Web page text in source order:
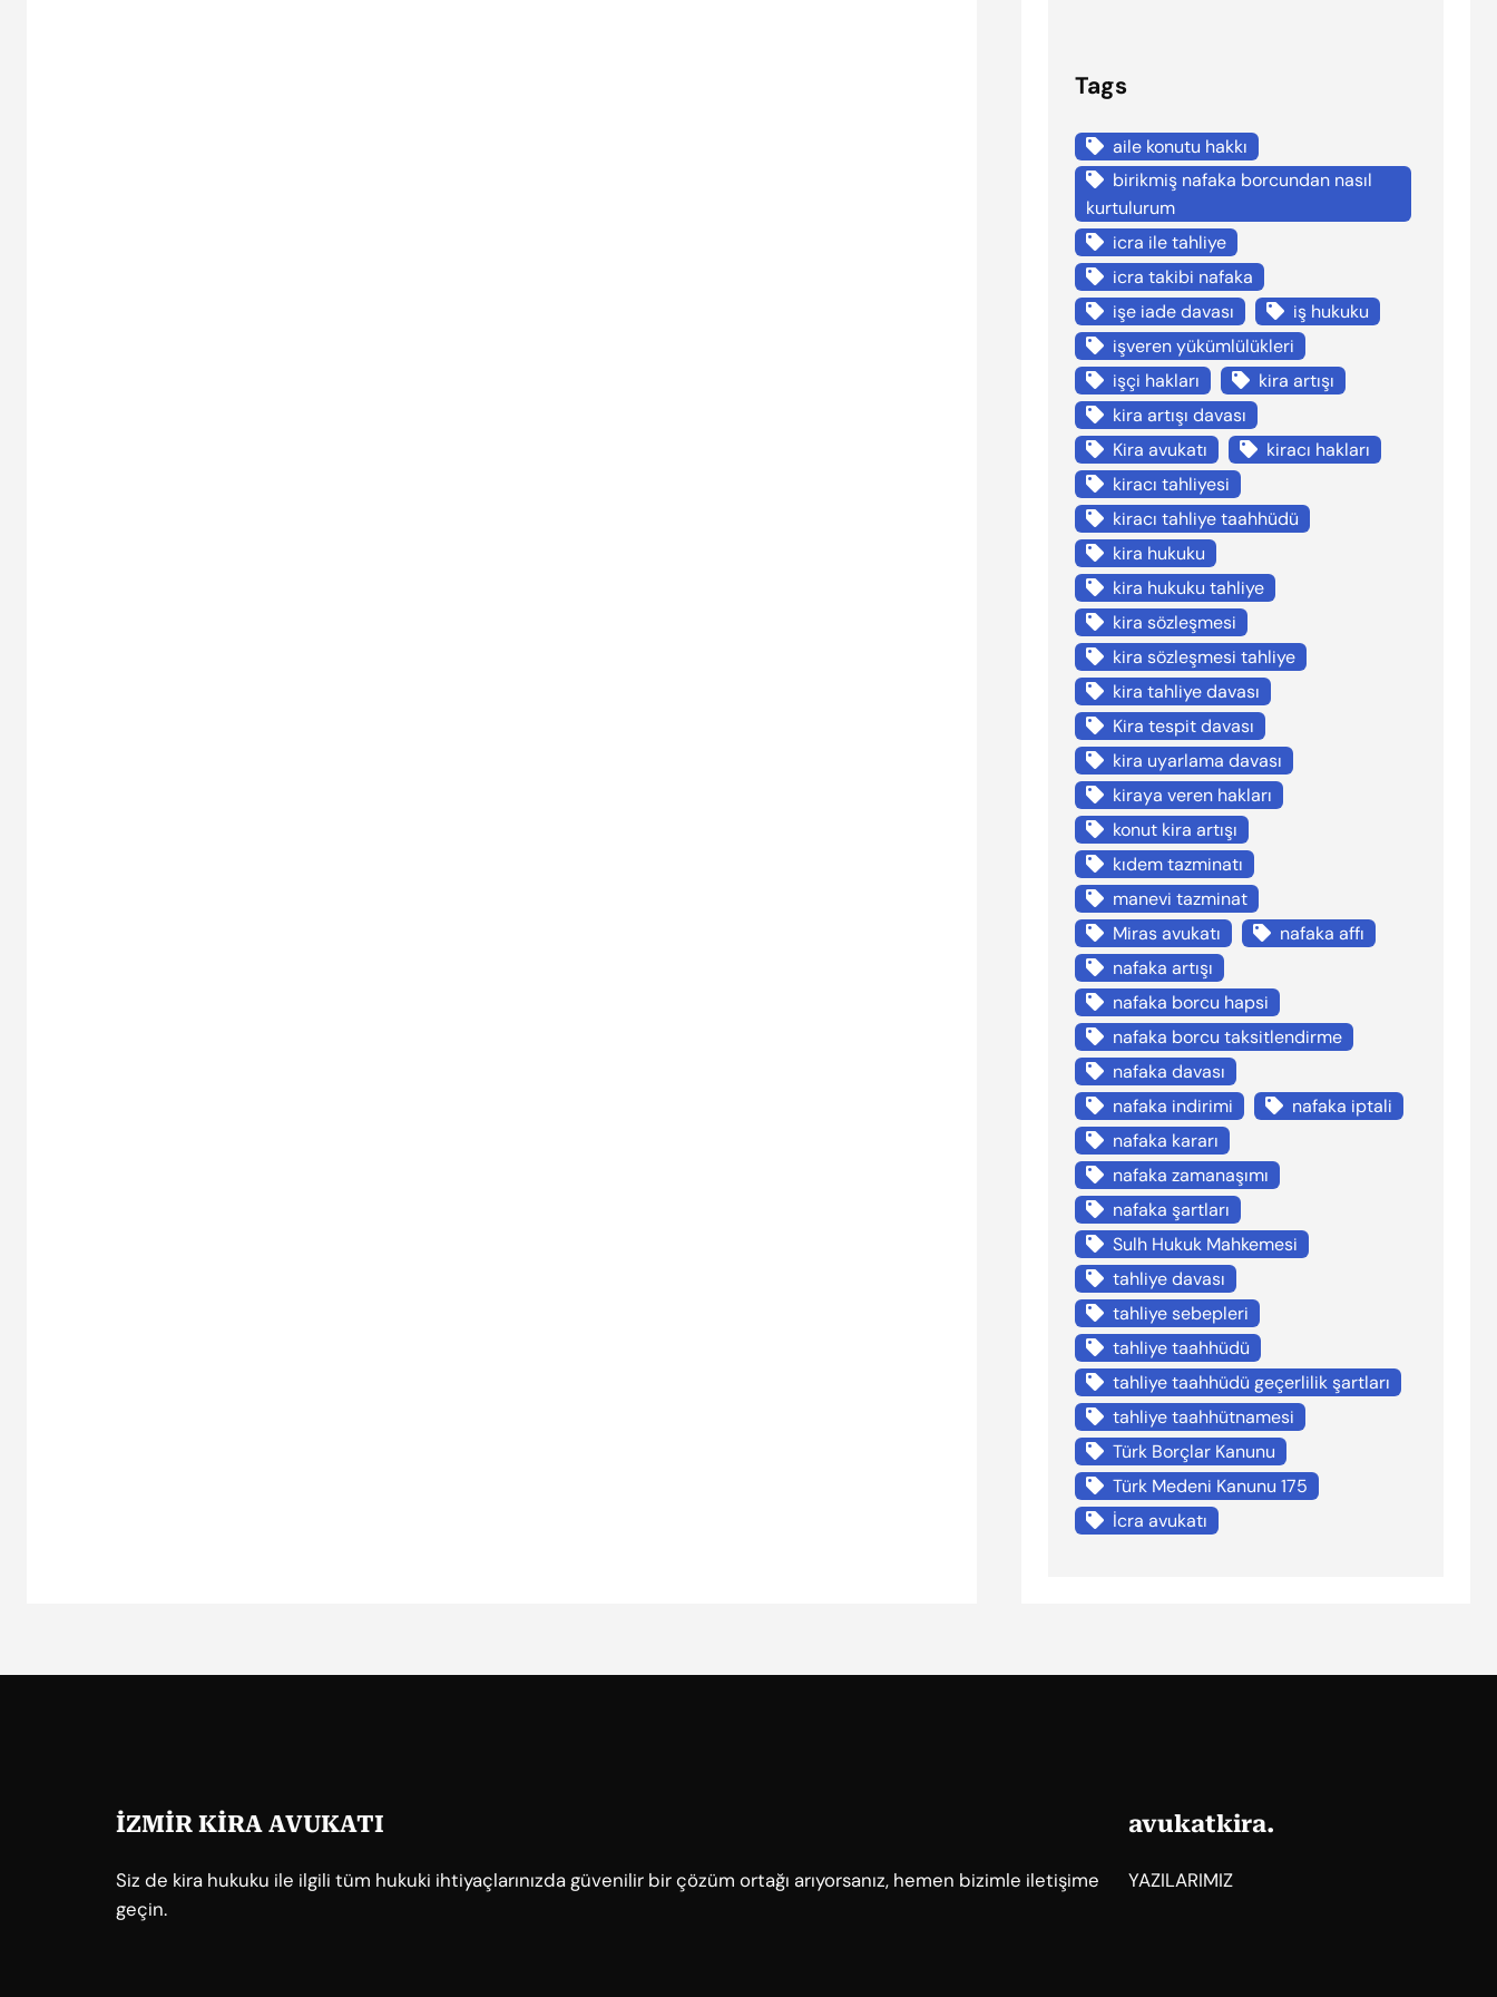
Tags
aile konutu hakkı
birikmiş nafaka borcundan nasıl
kurtulurum
icra ile tahliye
icra takibi nafaka
işe iade davası
iş hukuku
işveren yükümlülükleri
işçi hakları
kira artışı
kira artışı davası
Kira avukatı
kiracı hakları
kiracı tahliyesi
kiracı tahliye taahhüdü
kira hukuku
kira hukuku tahliye
kira sözleşmesi
kira sözleşmesi tahliye
kira tahliye davası
Kira tespit davası
kira uyarlama davası
kiraya veren hakları
konut kira artışı
kıdem tazminatı
manevi tazminat
Miras avukatı
nafaka affı
nafaka artışı
nafaka borcu hapsi
nafaka borcu taksitlendirme
nafaka davası
nafaka indirimi
nafaka iptali
nafaka kararı
nafaka zamanaşımı
nafaka şartları
Sulh Hukuk Mahkemesi
tahliye davası
tahliye sebepleri
tahliye taahhüdü
tahliye taahhüdü geçerlilik şartları
tahliye taahhütnamesi
Türk Borçlar Kanunu
Türk Medeni Kanunu 175
İcra avukatı
İZMİR KİRA AVUKATI
Siz de kira hukuku ile ilgili tüm hukuki ihtiyaçlarınızda güvenilir bir çözüm ortağı arıyorsanız, hemen bizimle iletişime
geçin.
avukatkira.
YAZILARIMIZ